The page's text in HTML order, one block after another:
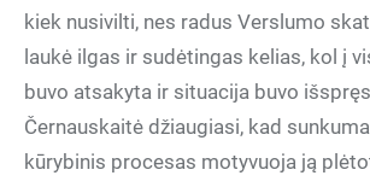
kiek nusivilti, nes radus Verslumo
laukė ilgas ir sudėtingas kelias, kol į
buvo atsakyta ir situacija buvo
Černauskaitė džiaugiasi, kad
kūrybinis procesas motyvuoja ją